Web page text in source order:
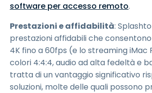
software per accesso remoto.
Prestazioni e affidabilità:
prestazioni affidabili che
4K fino a 60fps (e lo streaming iMac
colori 4:4:4, audio ad alta fedeltà e
tratta di un vantaggio significativo
soluzioni, molte delle quali possono